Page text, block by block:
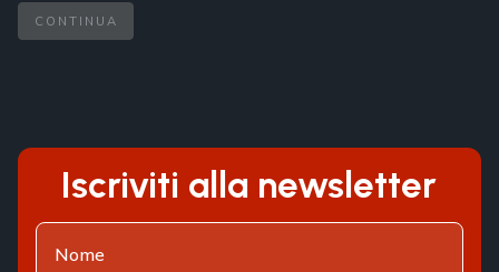
CONTINUA
Iscriviti alla newsletter